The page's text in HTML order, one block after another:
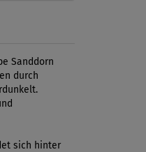
Sanddorn
durch
sich hinter